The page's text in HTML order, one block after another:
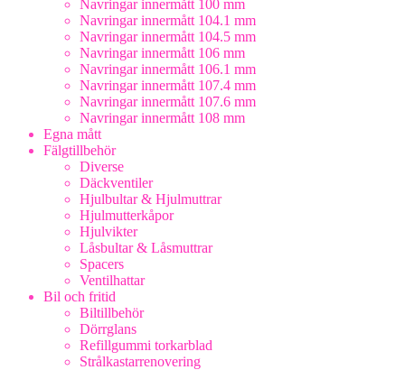
Navringar innermått 100 mm
Navringar innermått 104.1 mm
Navringar innermått 104.5 mm
Navringar innermått 106 mm
Navringar innermått 106.1 mm
Navringar innermått 107.4 mm
Navringar innermått 107.6 mm
Navringar innermått 108 mm
Egna mått
Fälgtillbehör
Diverse
Däckventiler
Hjulbultar & Hjulmuttrar
Hjulmutterkåpor
Hjulvikter
Låsbultar & Låsmuttrar
Spacers
Ventilhattar
Bil och fritid
Biltillbehör
Dörrglans
Refillgummi torkarblad
Strålkastarrenovering